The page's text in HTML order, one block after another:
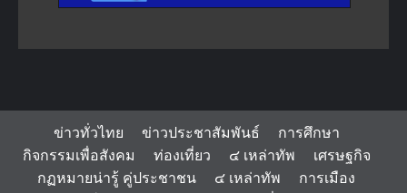
ข่าวทั่วไทย ข่าวประชาสัมพันธ์
การศึกษา
กิจกรรมเพื่อสังคม
ท่องเที่ยว ๔ เหล่าทัพ
เศรษฐกิจ
กฏหมายน่ารู้ คู่ประชาชน
๔ เหล่าทัพ การเมือง